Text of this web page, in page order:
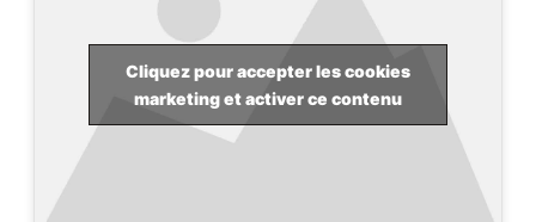
Cliquez pour accepter les cookies
marketing et activer ce contenu